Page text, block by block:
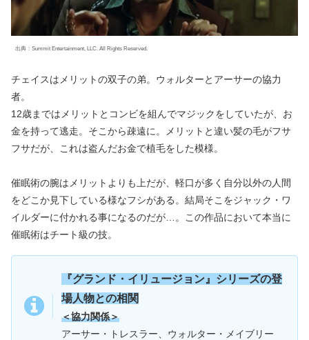
出典：Summit Entertainment, LLC. All Rights Reserved.
チェイスはメリットの双子の弟。ウォルターとアーサーの協力
者。
12歳まではメリットとコンビを組んでマジックをしていたが、お
金を持って逃走。そこから疎遠に。メリットと違い髪の毛がフサ
フサだが、これは盗んだお金で植毛をした模様。
催眠術の腕はメリットよりも上だが、軽口が多く自分以外の人間
をどこか見下している様なフシがある。結局そこをジャック・ワ
イルダーに付かれる事になるのだが…。 この作品において本当に
催眠術はチート級の技。
『グランド・イリュージョン』シリーズの登
場人物との相関
＜協力関係＞
アーサー・トレスラー、ウォルター・メイブリー